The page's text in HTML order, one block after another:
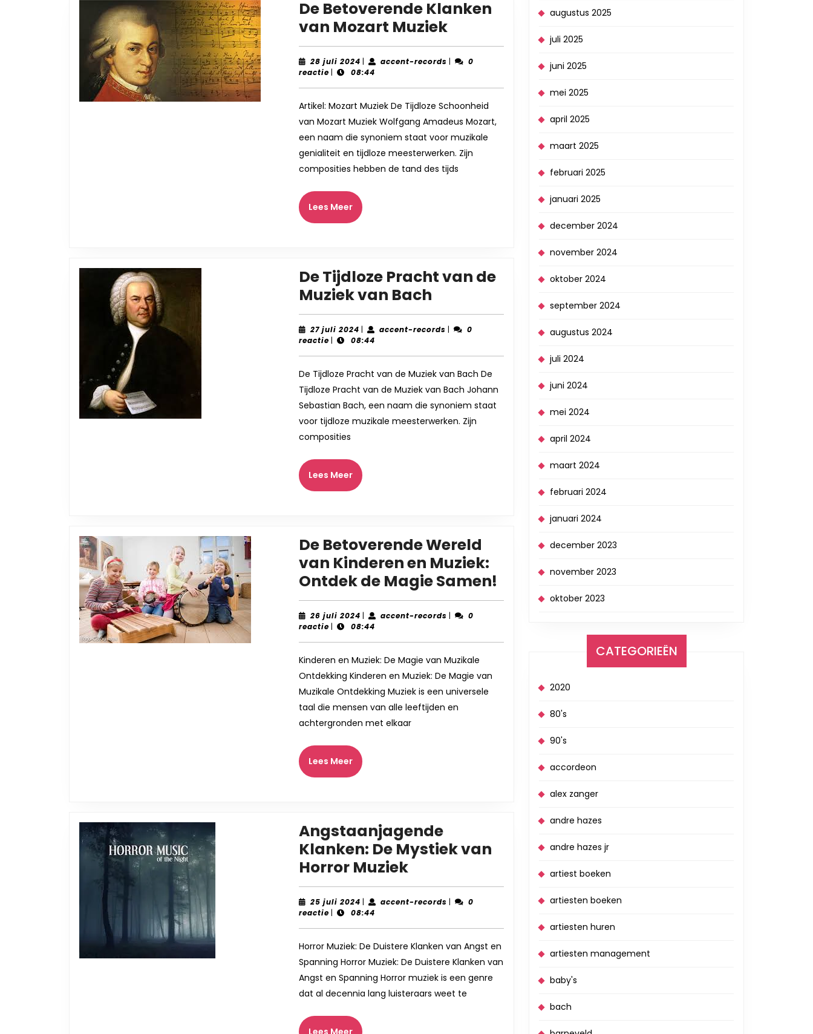
De Betoverende Klanken
van Mozart MuziekDe
Betoverende
Klanken
Mozart
Muziek
28 juli 2024 28
juli
| accent-records accent-
|
0
reactie | 08:44
Artikel: Mozart Muziek De Tijdloze Schoonheid
van Mozart Muziek Wolfgang Amadeus Mozart,
een naam die synoniem staat voor muzikale
genialiteit en tijdloze meesterwerken. Zijn
composities hebben de tand des tijds
Lees MeerLees
Meer
De Tijdloze Pracht van de
Muziek van Bach
Tijdloze
Pracht
de
Muziek
van
Bach
27 juli 2024 27
juli
| accent-records accent-
|
0
reactie | 08:44
De Tijdloze Pracht van de Muziek van Bach De
Tijdloze Pracht van de Muziek van Bach Johann
Sebastian Bach, een naam die synoniem staat
voor tijdloze muzikale meesterwerken. Zijn
composities
Lees MeerLees
Meer
De Betoverende Wereld
van Kinderen en Muziek:
Ontdek de Magie Samen!
Betoverende
Muziek:
Ontdek
Magie
Samen!
26 juli 2024 26
juli
| accent-records accent-
|
0
reactie | 08:44
Kinderen en Muziek: De Magie van Muzikale
Ontdekking Kinderen en Muziek: De Magie van
Muzikale Ontdekking Muziek is een universele
taal die mensen van alle leeftijden en
achtergronden met elkaar
Lees MeerLees
Meer
Angstaanjagende
Klanken: De Mystiek van
Horror MuziekAngstaanjagende
Klanken:
De
van
Horror
Muziek
25 juli 2024 25
juli
| accent-records accent-
|
0
reactie | 08:44
Horror Muziek: De Duistere Klanken van Angst en
Spanning Horror Muziek: De Duistere Klanken van
Angst en Spanning Horror muziek is een genre
dat al decennia lang luisteraars weet te
Lees MeerLees
augustus 2025
juli 2025
juni 2025
mei 2025
april 2025
maart 2025
februari 2025
januari 2025
december 2024
november 2024
oktober 2024
september 2024
augustus 2024
juli 2024
juni 2024
mei 2024
april 2024
maart 2024
februari 2024
januari 2024
december 2023
november 2023
oktober 2023
CATEGORIEËN
2020
80's
90's
accordeon
alex zanger
andre hazes
andre hazes jr
artiest boeken
artiesten boeken
artiesten huren
artiesten management
baby's
bach